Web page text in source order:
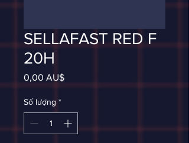
SELLAFAST RED F
20H
0,00 AU$Giá
Số lượng *